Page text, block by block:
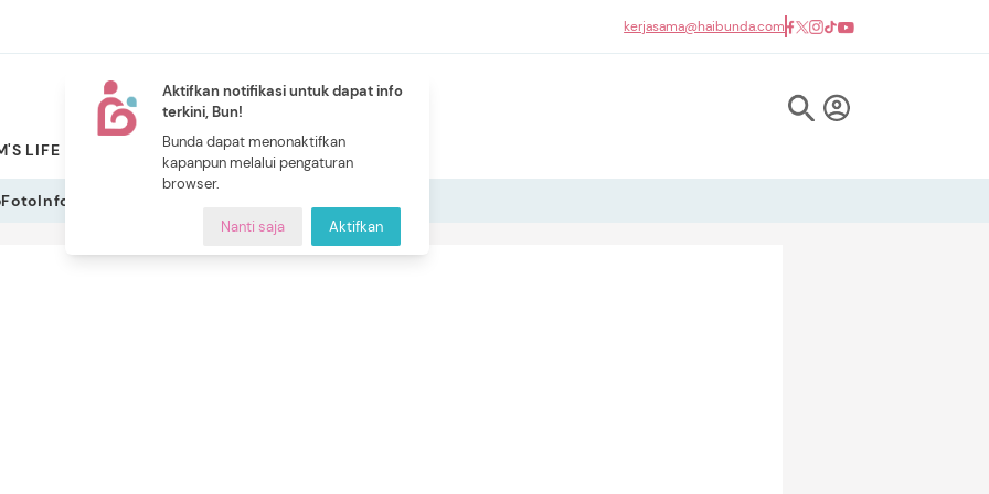
Aktifkan notifikasi untuk dapat info
terkini, Bun!
Bunda dapat menonaktifkan
kapanpun melalui pengaturan
browser.
Nanti saja Aktifkan
kerjasama@haibunda.com
LIFE PILIHAN BUNDA
NEW
CERITA BUNDA
FotoInfografis